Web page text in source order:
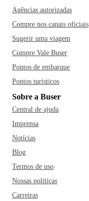
Agências autorizadas
Compre nos canais oficiais
Sugerir uma viagem
Compre Vale Buser
Pontos de embarque
Pontos turísticos
Sobre a Buser
Central de ajuda
Imprensa
Notícias
Blog
Termos de uso
Nossas políticas
Carreiras